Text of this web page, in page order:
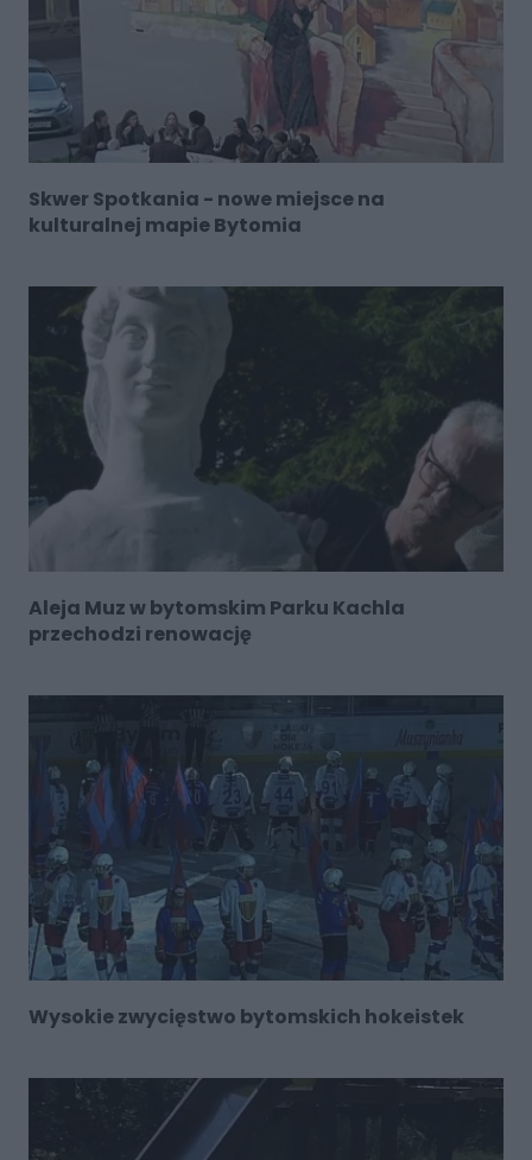
Skwer Spotkania - nowe miejsce na
kulturalnej mapie Bytomia
Aleja Muz w bytomskim Parku Kachla
przechodzi renowację
Wysokie zwycięstwo bytomskich hokeistek